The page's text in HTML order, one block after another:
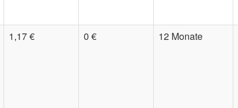
1,17 € 0 € 12 Monate